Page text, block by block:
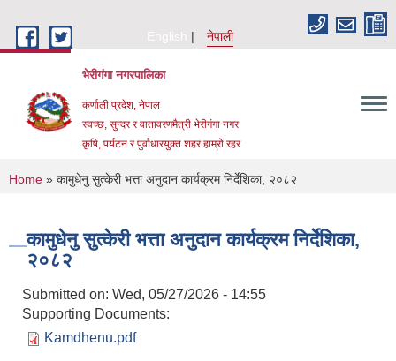
English
नेपाली
भेरीगंगा नगरपालिका
कर्णाली प्रदेश, नेपाल
स्वच्छ, सुन्दर र वातावरणमैत्री भेरीगंगा नगर
कृषि, पर्यटन र पुर्वाधारयुक्त शहर हाम्रो रहर
You are here
Home » कामुधेनु सुत्केरी भत्ता अनुदान कार्यक्रम निर्देशिका, २०८२
कामुधेनु सुत्केरी भत्ता अनुदान कार्यक्रम निर्देशिका,
२०८२
Submitted on: Wed, 05/27/2026 - 14:55
Supporting Documents:
Kamdhenu.pdf